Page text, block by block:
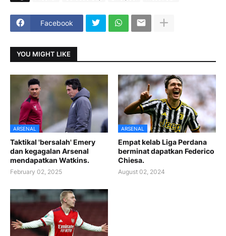
Facebook
YOU MIGHT LIKE
ARSENAL
Taktikal 'bersalah' Emery
dan kegagalan Arsenal
mendapatkan Watkins.
February 02, 2025
ARSENAL
Empat kelab Liga Perdana
berminat dapatkan Federico
Chiesa.
August 02, 2024